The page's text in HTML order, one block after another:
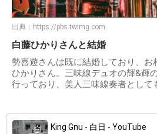
出典： https://pbs.twimg.com
白藤ひかりさんと結婚
勢喜遊さんは既に結婚しており、お
ひかりさん。三味線デュオの輝&輝
行っており、美人三味線奏者として
King Gnu - 白日 - YouTube